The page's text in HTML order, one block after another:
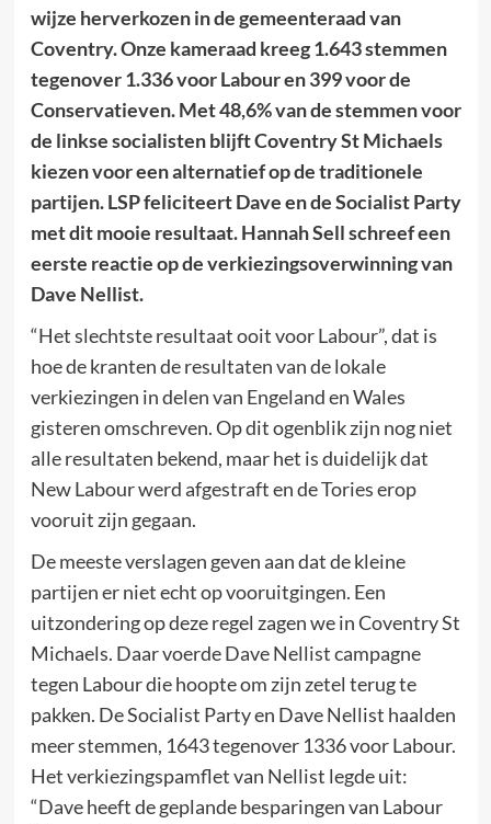
wijze herverkozen in de gemeenteraad van
Coventry. Onze kameraad kreeg 1.643 stemmen
tegenover 1.336 voor Labour en 399 voor de
Conservatieven. Met 48,6% van de stemmen voor
de linkse socialisten blijft Coventry St Michaels
kiezen voor een alternatief op de traditionele
partijen. LSP feliciteert Dave en de Socialist Party
met dit mooie resultaat. Hannah Sell schreef een
eerste reactie op de verkiezingsoverwinning van
Dave Nellist.
“Het slechtste resultaat ooit voor Labour”, dat is
hoe de kranten de resultaten van de lokale
verkiezingen in delen van Engeland en Wales
gisteren omschreven. Op dit ogenblik zijn nog niet
alle resultaten bekend, maar het is duidelijk dat
New Labour werd afgestraft en de Tories erop
vooruit zijn gegaan.
De meeste verslagen geven aan dat de kleine
partijen er niet echt op vooruitgingen. Een
uitzondering op deze regel zagen we in Coventry St
Michaels. Daar voerde Dave Nellist campagne
tegen Labour die hoopte om zijn zetel terug te
pakken. De Socialist Party en Dave Nellist haalden
meer stemmen, 1643 tegenover 1336 voor Labour.
Het verkiezingspamflet van Nellist legde uit:
“Dave heeft de geplande besparingen van Labour